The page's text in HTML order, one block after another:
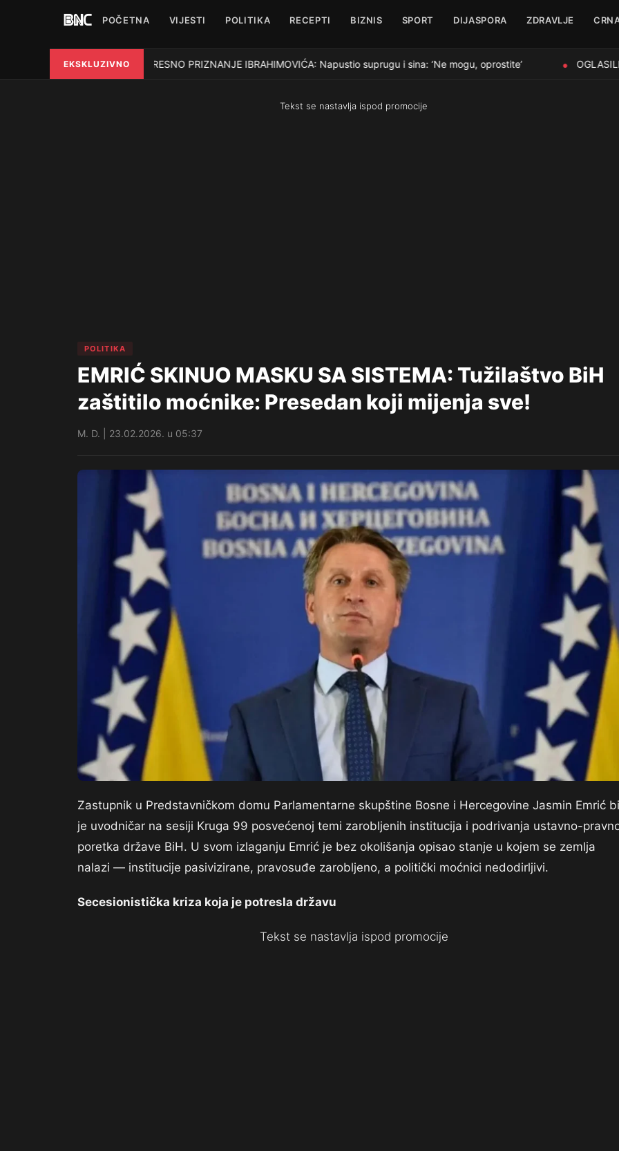
POČETNA VIJESTI POLITIKA RECEPTI BIZNIS SPORT DIJASPORA ZDRAVLJE
EKSKLUZIVNO
● POTRESNO PRIZNANJE IBRAHIMOVIĆA: Napustio suprugu i sina: ‘Ne mogu, oprostite’
Tekst se nastavlja ispod promocije
POLITIKA
EMRIĆ SKINUO MASKU SA SISTEMA: Tužilaštvo BiH
zaštitilo moćnike: Presedan koji mijenja sve!
M. D. | 23.02.2026. u 05:37
Zastupnik u Predstavničkom domu Parlamentarne skupštine Bosne i Hercegovine Jasmin Emrić
je uvodničar na sesiji Kruga 99 posvećenoj temi zarobljenih institucija i podrivanja ustavno-
poretka države BiH. U svom izlaganju Emrić je bez okolišanja opisao stanje u kojem se zemlja
nalazi — institucije pasivizirane, pravosuđe zarobljeno, a politički moćnici nedodirljivi.
Secesionistička kriza koja je potresla državu
Tekst se nastavlja ispod promocije